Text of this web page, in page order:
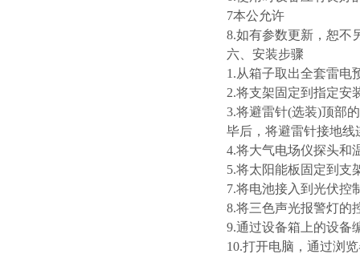
7本公允许
8.如有参数更新，恕不
六、安装步骤
1.从箱子取出全套雷电
2.将支架固定到指定安
3.将避雷针(选装)顶部
毕后，将避雷针接地线
4.将大气电场仪探头和
5.将太阳能板固定到支
7.将电池接入到光伏控
8.将三色声光报警灯的
9.通过设备箱上的设备
10.打开电脑，通过浏